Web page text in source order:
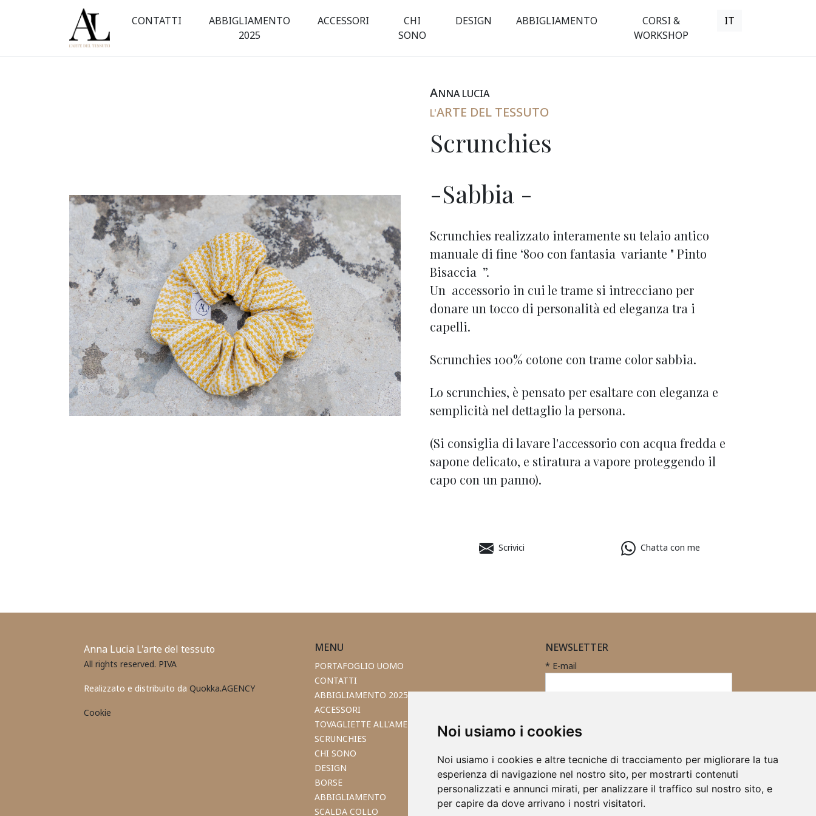
Noi usiamo i cookies
Noi usiamo i cookies e altre tecniche di tracciamento per migliorare la tua
esperienza di navigazione nel nostro sito, per mostrarti contenuti
personalizzati e annunci mirati, per analizzare il traffico sul nostro sito, e
per capire da dove arrivano i nostri visitatori.
Scrunchies
Tessuto
CONTATTI
ABBIGLIAMENTO
2025
ACCESSORI
CHI
SONO
DESIGN ABBIGLIAMENTO
CORSI &
WORKSHOP
IT
ANNALUCIA
L'ARTE DEL TESSUTO
Scrunchies
-Sabbia -
Scrunchies realizzato interamente su telaio antico
manuale di fine ‘800 con fantasia variante " Pinto
Bisaccia ”.
Un accessorio in cui le trame si intrecciano per
donare un tocco di personalità ed eleganza tra i
capelli.
Scrunchies 100% cotone con trame color sabbia.
Lo scrunchies, è pensato per esaltare con eleganza e
semplicità nel dettaglio la persona.
(Si consiglia di lavare l'accessorio con acqua fredda e
sapone delicato, e stiratura a vapore proteggendo il
capo con un panno).
Scrivici Chatta con me
Anna Lucia L'arte del tessuto
All rights reserved. PIVA
Realizzato e distribuito da Quokka.AGENCY
Cookie
MENU
PORTAFOGLIO UOMO
CONTATTI
ABBIGLIAMENTO 2025
ACCESSORI
TOVAGLIETTE ALL'AMERICANA
SCRUNCHIES
CHI SONO
DESIGN
BORSE
ABBIGLIAMENTO
SCALDA COLLO
NEWSLETTER
* E-mail
newsletter